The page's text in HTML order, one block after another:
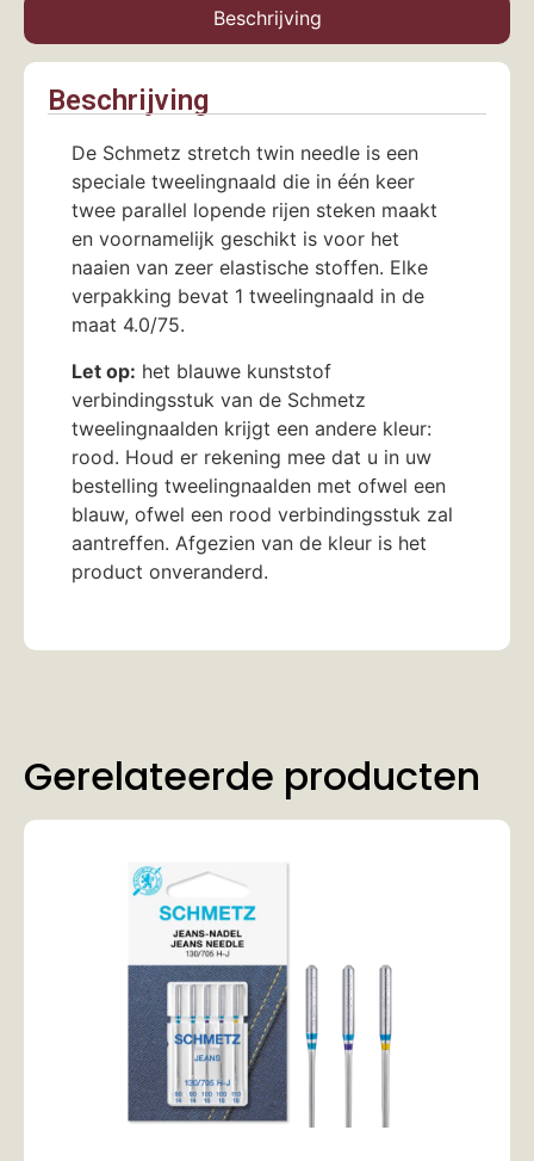
Beschrijving
Beschrijving
De Schmetz stretch twin needle is een
speciale tweelingnaald die in één keer
twee parallel lopende rijen steken maakt
en voornamelijk geschikt is voor het
naaien van zeer elastische stoffen. Elke
verpakking bevat 1 tweelingnaald in de
maat 4.0/75.
Let op: het blauwe kunststof
verbindingsstuk van de Schmetz
tweelingnaalden krijgt een andere kleur:
rood. Houd er rekening mee dat u in uw
bestelling tweelingnaalden met ofwel een
blauw, ofwel een rood verbindingsstuk zal
aantreffen. Afgezien van de kleur is het
product onveranderd.
Gerelateerde producten